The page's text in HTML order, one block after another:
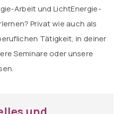
Arbeit und LichtEnergie-
Privat wie auch als
Tätigkeit, in deiner
Seminare oder unsere